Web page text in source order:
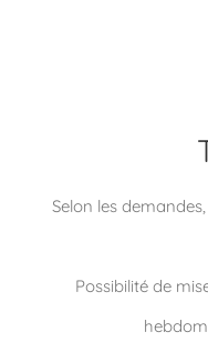
Selon les
Possibilité de